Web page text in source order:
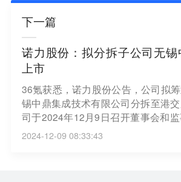
下一篇
诺力股份：拟分拆子公司无
上市
36氪获悉，诺力股份公告，公司拟
锡中鼎集成技术有限公司分拆至港
司于2024年12月9日召开董事会和
通过了相关议案，并授权管理层启
本次分拆上市旨在进一步整合资源
统业务布局，提升无锡中鼎融资
2024-12-09 08:33:43